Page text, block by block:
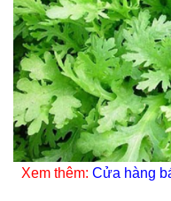
Xem thêm: Cửa hàng